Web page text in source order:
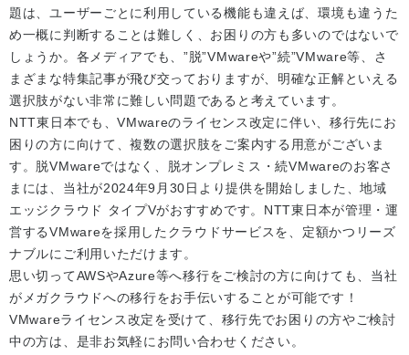
題は、ユーザーごとに利用している機能も違えば、環境も違うた
め一概に判断することは難しく、お困りの方も多いのではないで
しょうか。各メディアでも、”脱”VMwareや”続”VMware等、さ
まざまな特集記事が飛び交っておりますが、明確な正解といえる
選択肢がない非常に難しい問題であると考えています。
NTT東日本でも、VMwareのライセンス改定に伴い、移行先にお
困りの方に向けて、複数の選択肢をご案内する用意がございま
す。脱VMwareではなく、脱オンプレミス・続VMwareのお客さ
まには、当社が2024年9月30日より提供を開始しました、地域
エッジクラウド タイプVがおすすめです。NTT東日本が管理・運
営するVMwareを採用したクラウドサービスを、定額かつリーズ
ナブルにご利用いただけます。
思い切ってAWSやAzure等へ移行をご検討の方に向けても、当社
がメガクラウドへの移行をお手伝いすることが可能です！
VMwareライセンス改定を受けて、移行先でお困りの方やご検討
中の方は、是非お気軽にお問い合わせください。